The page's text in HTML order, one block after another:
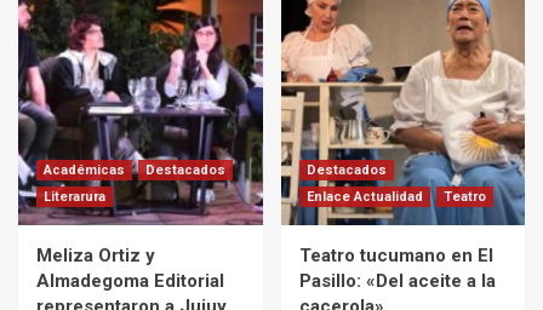
Académicas
Destacados
Literarura
Meliza Ortiz y
Almadegoma Editorial
Destacados
Enlace Actualidad
Teatro
Teatro tucumano en El
Pasillo: «Del aceite a la